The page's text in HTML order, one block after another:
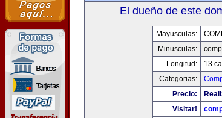
El dueño de este
Mayusculas:
Minusculas:
Longitud:
13
Categorias:
Precio:
Visitar!